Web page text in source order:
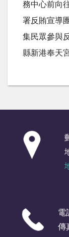
務中心前向
署反賄宣導
集民眾參與
縣新港奉天
電
傳